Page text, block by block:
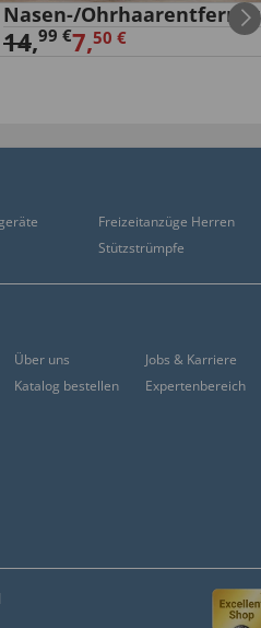
Nasen-/Ohrhaarentferner
14,99 €7,50 €
Freizeitanzüge Herren
Stützstrümpfe
Über uns
Jobs & Karriere
Katalog bestellen Expertenbereich